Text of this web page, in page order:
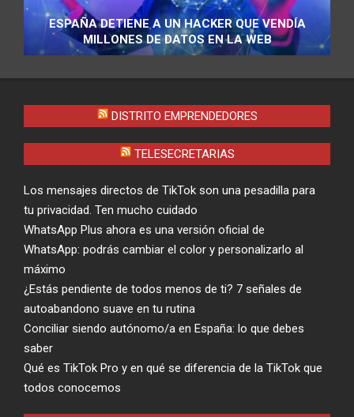
ESPAÑA DETIENE A UN HACKER QUE VENDÍA
MILLONES DE DATOS EN LA WEB
DISTRITO EMPRENDEDORES
TELESECRETARIAS
Los mensajes directos de TikTok son una pesadilla para
tu privacidad. Ten mucho cuidado
WhatsApp Plus ahora es una versión oficial de
WhatsApp: podrás cambiar el color y personalizarlo al
máximo
¿Estás pendiente de todos menos de ti? 7 señales de
autoabandono suave en tu rutina
Conciliar siendo autónomo/a en España: lo que debes
saber
Qué es TikTok Pro y en qué se diferencia de la TikTok que
todos conocemos